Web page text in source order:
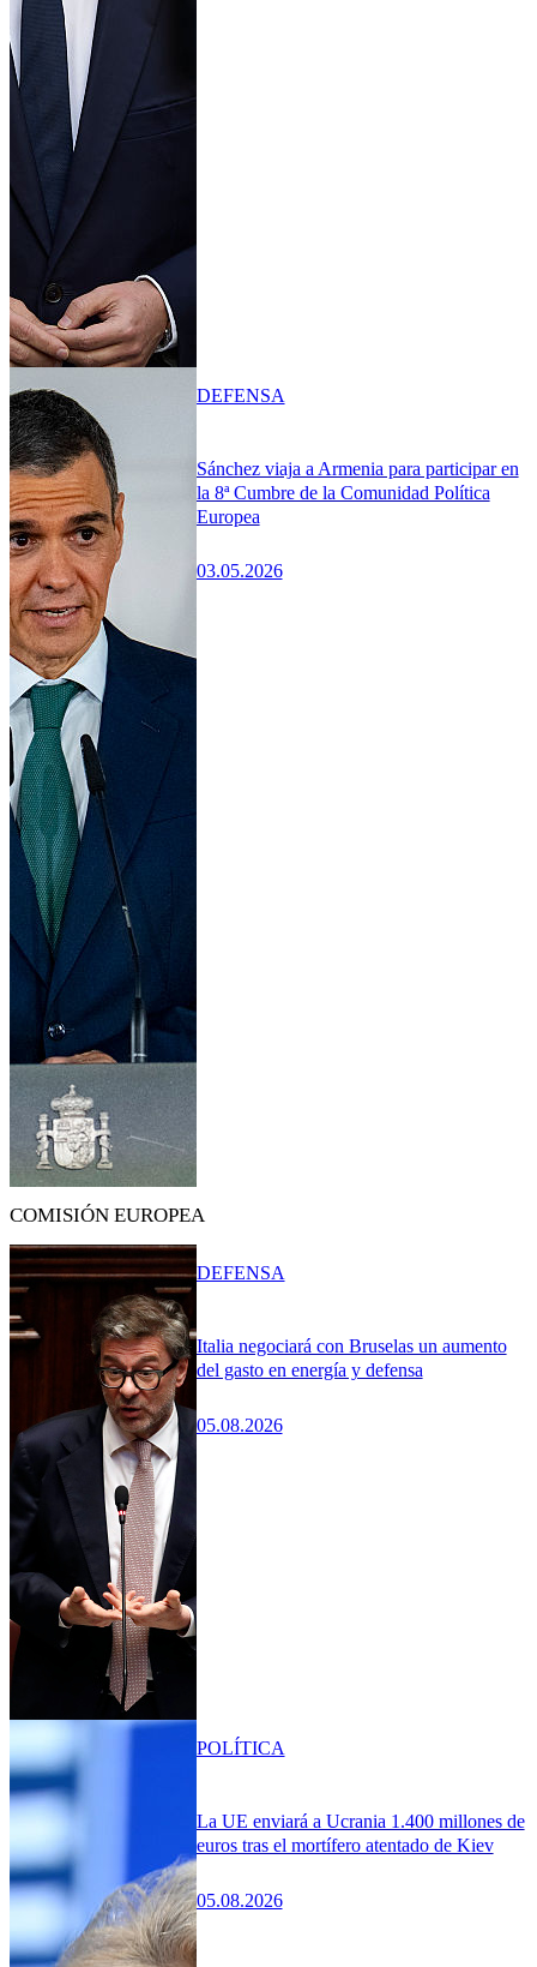
Sánchez viaja a Armenia para participar en
la 8ª Cumbre de la Comunidad Política
Europea
03.05.2026
DEFENSA
COMISIÓN EUROPEA
Italia negociará con Bruselas un aumento
del gasto en energía y defensa
05.08.2026
DEFENSA
La UE enviará a Ucrania 1.400 millones de
euros tras el mortífero atentado de Kiev
05.08.2026
POLÍTICA